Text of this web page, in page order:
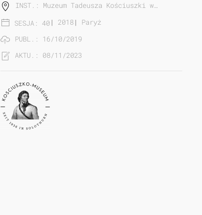
INST.: Muzeum Tadeusza Kościuszki w…
SESJA: 40| 2018| Paryż
PUBL.: 16/10/2019
AKTU.: 08/11/2023